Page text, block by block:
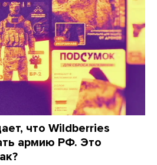
что Wildberries
армию РФ. Это